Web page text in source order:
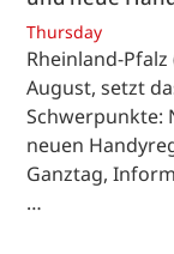
Thursday
Rheinland-
August, setzt
Schwerpunkte:
neuen
Ganztag,
…